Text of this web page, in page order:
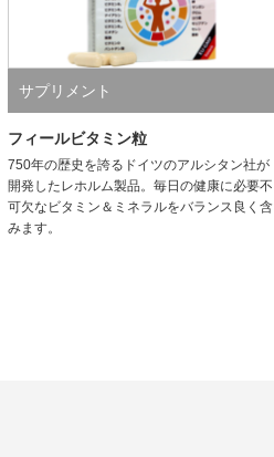
サプリメント
フィールビタミン粒
750年の歴史を誇るドイツのアルシタン社が
開発したレホルム製品。毎日の健康に必要不
可欠なビタミン＆ミネラルをバランス良く含
みます。